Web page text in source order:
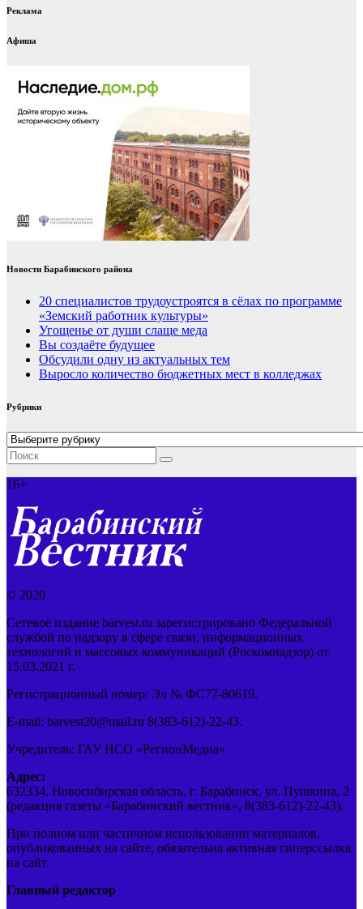
Реклама
Афиша
Новости Барабинского района
20 специалистов трудоустроятся в сёлах по программе
«Земский работник культуры»
Угощенье от души слаще меда
Вы создаёте будущее
Обсудили одну из актуальных тем
Выросло количество бюджетных мест в колледжах
Рубрики
Рубрики
16+
© 2020
Сетевое издание barvest.ru зарегистрировано Федеральной
службой по надзору в сфере связи, информационных
технологий и массовых коммуникаций (Роскомнадзор) от
15.03.2021 г.
Регистрационный номер: Эл № ФС77-80619.
E-mail: barvest20@mail.ru 8(383-612)-22-43.
Учредитель: ГАУ НСО «РегионМедиа»
Адрес:
632334, Новосибирская область, г. Барабинск, ул. Пушкина, 2
(редакция газеты «Барабинский вестник», 8(383-612)-22-43).
При полном или частичном использовании материалов,
опубликованных на сайте, обязательна активная гиперссылка
на сайт
Главный редактор